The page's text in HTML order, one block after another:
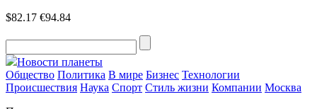
$82.17 €94.84
Новости планеты
Общество Политика В мире Бизнес Технологии
Происшествия Наука Спорт Стиль жизни Компании Москва